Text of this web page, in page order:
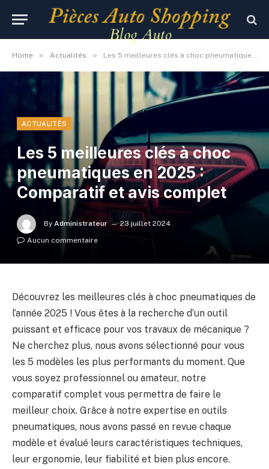
Home » Actualités » Les 5 meilleures clés à choc pneumatiques en 2025 : Comparatif et avis complet
ACTUALITÉS
Les 5 meilleures clés à choc
pneumatiques en 2025 :
Comparatif et avis complet
By Administrateur
23 juillet 2024
Aucun commentaire
Découvrez les meilleures clés à choc pneumatiques de
l’année 2025 ! Vous êtes à la recherche d’un outil
puissant et efficace pour vos travaux de mécanique ?
Ne cherchez plus, nous avons sélectionné pour vous
les 5 modèles les plus performants du moment. Que
vous soyez professionnel ou amateur, notre
comparatif complet vous permettra de faire le
meilleur choix. Grâce à notre expertise en outils
pneumatiques, nous avons passé en revue chaque
modèle et évalué leurs caractéristiques techniques,
leur ergonomie, leur fiabilité et bien plus encore.